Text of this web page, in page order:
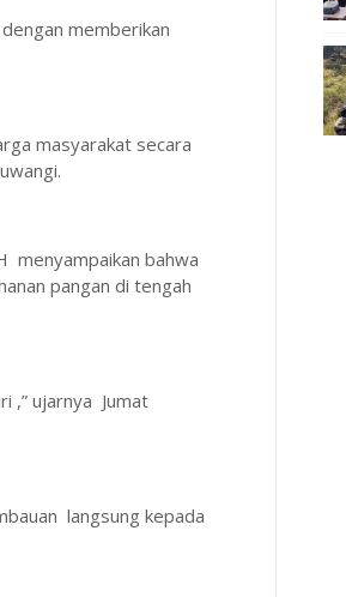
memberikan
masyarakat secara
menyampaikan bahwa
pangan di tengah
,” ujarnya Jumat
langsung kepada